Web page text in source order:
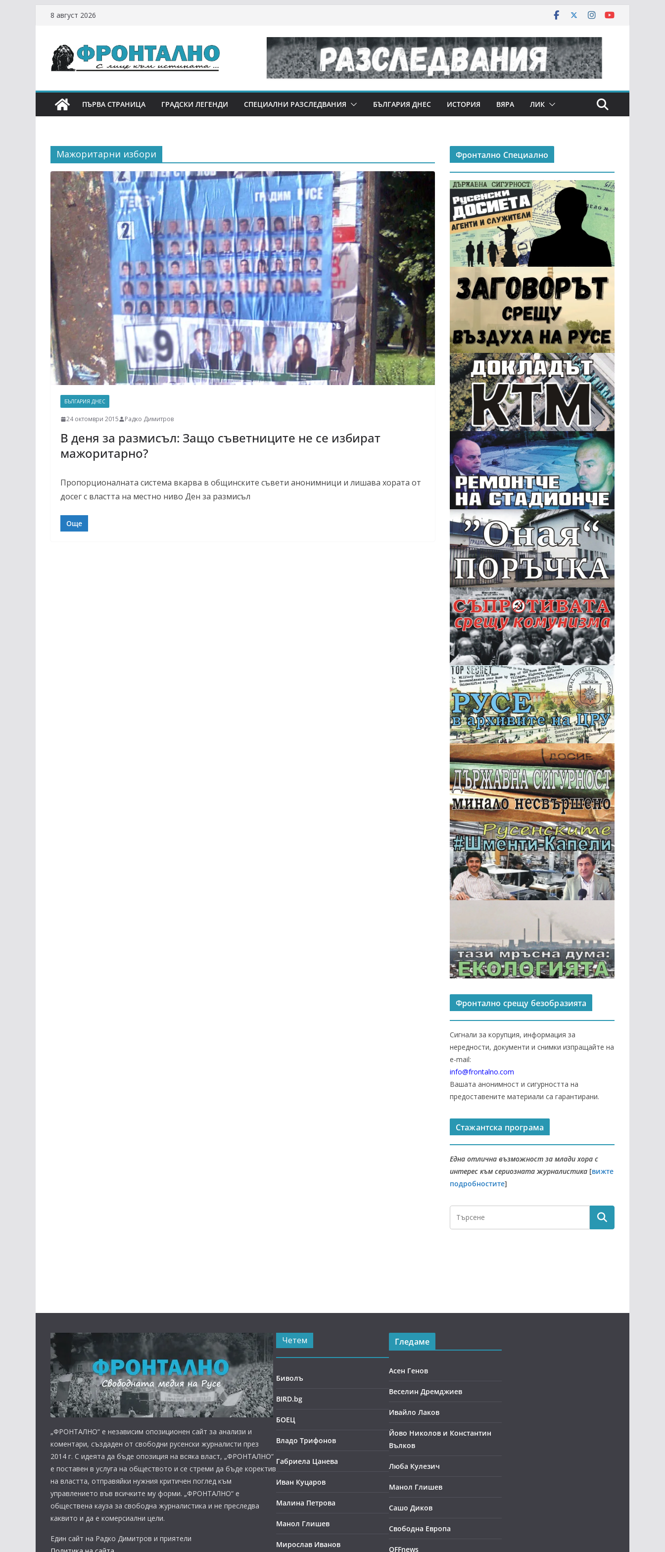
8 август 2026
ПЪРВА СТРАНИЦА ГРАДСКИ ЛЕГЕНДИ СПЕЦИАЛНИ РАЗСЛЕДВАНИЯ БЪЛГАРИЯ ДНЕС ИСТОРИЯ ВЯРА ЛИК
Мажоритарни избори
БЪЛГАРИЯ ДНЕС
24 октомври 2015 Радко Димитров
В деня за размисъл: Защо съветниците не се избират
мажоритарно?
Пропорционалната система вкарва в общинските съвети анонимници и лишава хората от
досег с властта на местно ниво Ден за размисъл
Още
Фронтално Специално
Фронтално срещу безобразията
Сигнали за корупция, информация за
нередности, документи и снимки изпращайте на
е-mail:
info@frontalno.com
Вашата анонимност и сигурността на
предоставените материали са гарантирани.
Стажантска програма
Една отлична възможност за млади хора с
интерес към сериозната журналистика [вижте
подробностите]
„ФРОНТАЛНО“ е независим опозиционен сайт за анализи и
коментари, създаден от свободни русенски журналисти през
2014 г. С идеята да бъде опозиция на всяка власт, „ФРОНТАЛНО“
е поставен в услуга на обществото и се стреми да бъде коректив
на властта, отправяйки нужния критичен поглед към
управлението във всичките му форми. „ФРОНТАЛНО“ е
обществена кауза за свободна журналистика и не преследва
каквито и да е комерсиални цели.
Един сайт на Радко Димитров и приятели
Четем
Биволъ
BIRD.bg
БОЕЦ
Владо Трифонов
Габриела Цанева
Иван Куцаров
Малина Петрова
Манол Глишев
Мирослав Иванов
Гледаме
Асен Генов
Веселин Дремджиев
Ивайло Лаков
Йово Николов и Константин
Вълков
Люба Кулезич
Манол Глишев
Сашо Диков
Свободна Европа
OFFnews